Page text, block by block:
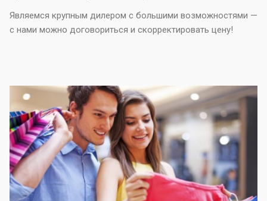
Являемся крупным дилером с большими возможностями —
с нами можно договориться и скорректировать цену!